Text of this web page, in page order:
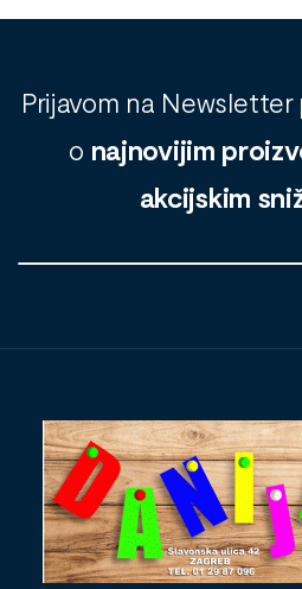
Prijavom na Newsletter
o najnovijim
akcijskim